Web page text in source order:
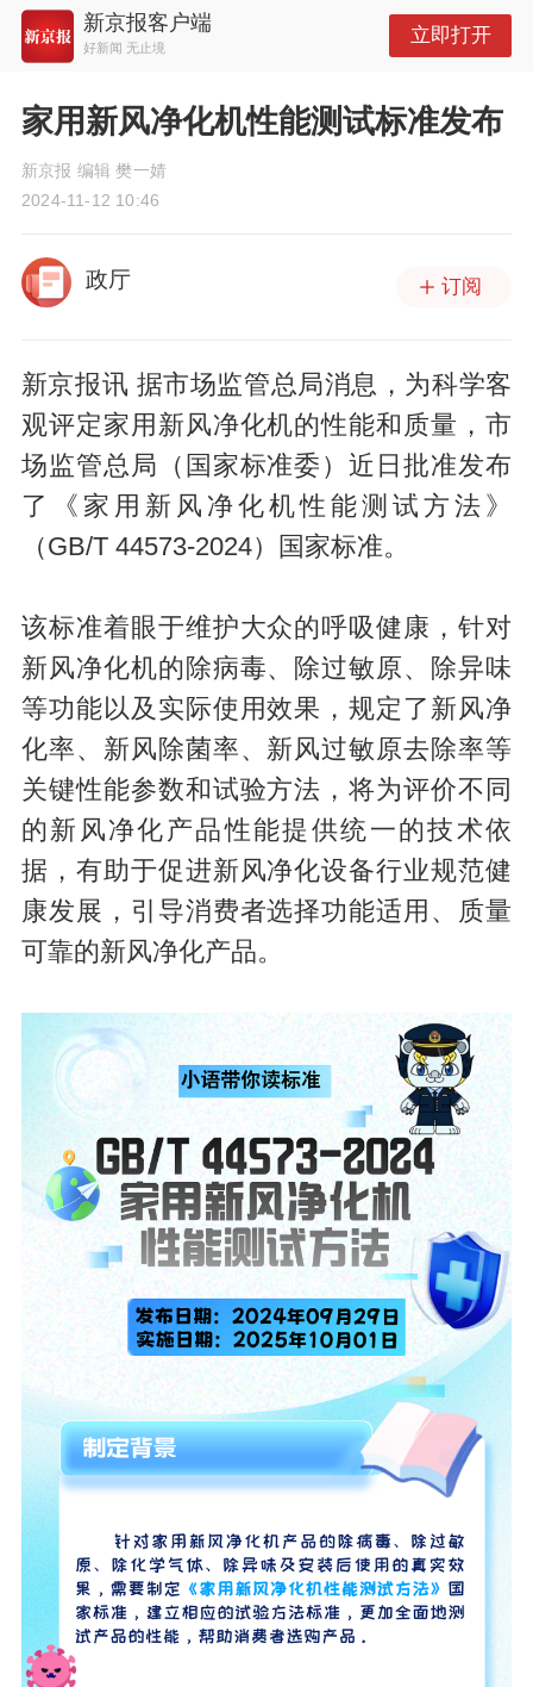
新京报客户端
好新闻 无止境
立即打开
家用新风净化机性能测试标准发布
新京报 编辑 樊一婧
2024-11-12 10:46
政厅 订阅
新京报讯 据市场监管总局消息，为科学客
观评定家用新风净化机的性能和质量，市
场监管总局（国家标准委）近日批准发布
了《家用新风净化机性能测试方法》
（GB/T 44573-2024）国家标准。
该标准着眼于维护大众的呼吸健康，针对
新风净化机的除病毒、除过敏原、除异味
等功能以及实际使用效果，规定了新风净
化率、新风除菌率、新风过敏原去除率等
关键性能参数和试验方法，将为评价不同
的新风净化产品性能提供统一的技术依
据，有助于促进新风净化设备行业规范健
康发展，引导消费者选择功能适用、质量
可靠的新风净化产品。